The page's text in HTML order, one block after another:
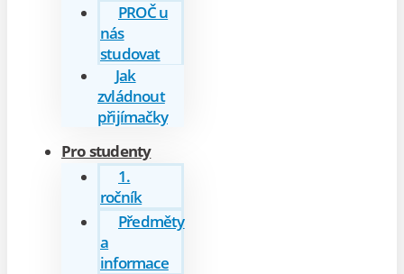
PROČ u
nás
studovat
Jak
zvládnout
přijímačky
Pro studenty
1.
ročník
Předměty
a
informace